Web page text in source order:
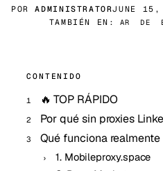
POR ADMINISTRATORJUNE
TAMBIÉN EN:
AR DE
CONTENIDO
🔥 TOP RÁPIDO
Por qué sin proxies
Qué funciona
1. Mobileproxy.space